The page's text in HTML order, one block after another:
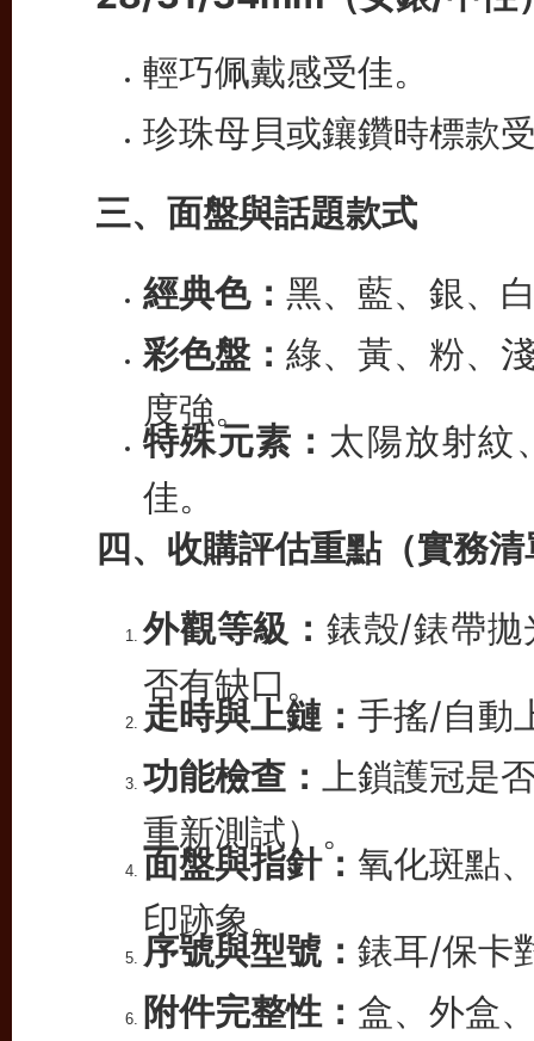
輕巧佩戴感受佳。
珍珠母貝或鑲鑽時標款
三、面盤與話題款式
經典色： 黑、藍、銀、
彩色盤： 綠、黃、粉、
度強。
特殊元素： 太陽放射紋
佳。
四、收購評估重點（實務
外觀等級： 錶殼/錶帶拋
否有缺口。
走時與上鏈： 手搖/自動
功能檢查：
上鎖護冠是
重新測試）。
面盤與指針： 氧化斑點
印跡象。
序號與型號： 錶耳/保卡
附件完整性： 盒、外盒